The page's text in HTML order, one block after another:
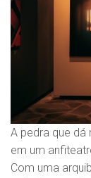
A pedra que
em um
Com uma